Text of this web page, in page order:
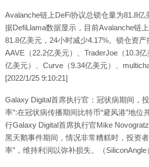
Avalanche链上DeFi协议总锁仓量为81.8亿
据DefiLlama数据显示，目前Avalanche链
81.8亿美元，24小时减少4.17%。锁仓资
AAVE（22.2亿美元）、TraderJoe（10.3
亿美元）、Curve（9.34亿美元）、
[2022/1/25 9:10:21]
Galaxy Digital首席执行官：冠状病期间，
率”:在冠状病传播期间比特币“避风港”地位
行Galaxy Digital首席执行官Mike
黑天鹅事件期间，情况非常糟糕时，投资
率”，维持利润以弥补损失。（SiliconAngle